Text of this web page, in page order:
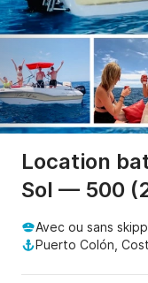
Location
Sol — 500
Avec ou sans
Puerto Colón,